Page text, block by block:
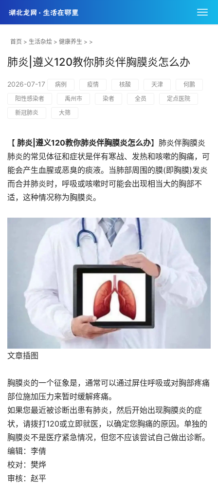
首页 > 生活杂烩 > 健康养生 > >
肺炎|遵义120教你肺炎伴胸膜炎怎么办
2026-07-17 病例 疫情 核酸 天津
何鹏
阳性感染者
禹州市 染者 全员
定点医院
新冠肺炎
大筛
【 肺炎|遵义120教你肺炎伴胸膜炎怎么办】肺炎伴胸膜炎
肺炎的常见体征和症状是伴有寒战、发热和咳嗽的胸痛，可
能会产生血腥或恶臭的痰液。当肺部周围的膜(即胸膜)发炎
而合并肺炎时，呼吸或咳嗽时可能会出现相当大的胸部不
适，这种情况称为胸膜炎。
文章插图
胸膜炎的一个征象是，通常可以通过屏住呼吸或对胸部疼痛
部位施加压力来暂时缓解疼痛。
如果您最近被诊断出患有肺炎，然后开始出现胸膜炎的症
状，请拨打120或立即就医，以确定您胸痛的原因。单独的
胸膜炎不是医疗紧急情况，但您不应该尝试自己做出诊断。
编辑：李倩
校对：樊烨
审核：赵平